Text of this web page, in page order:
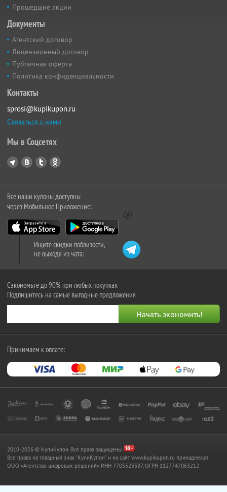
Прошедшие акции
Документы
Агентский договор
Лицензионный договор
Публичная оферта
Политика конфиденциальности
Контакты
sprosi@kupikupon.ru
Связаться с нами
Мы в Соцсетях
Все наши купоны доступны
через Мобильное Приложение:
Ищите скидки поблизости,
не выходя из чата:
Сэкономьте до 90% при любых покупках
Подпишитесь на самые выгодные предложения
Принимаем к оплате:
2010-2026 © КупиКупон. Все права защищены.
Все права на товарный знак "КупиКупон" и на сайт www.kupikupon.ru принадлежат
OOO «Агентство цифровых решений» ИНН 7705523387, ОГРН 1127747063212